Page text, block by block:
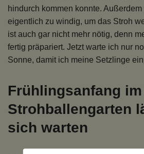
hindurch kommen konnte.
eigentlich zu windig, um das Stroh
ist auch gar nicht mehr nötig, denn
fertig präpariert. Jetzt warte ich nur
Sonne, damit ich meine Setzlinge
Frühlingsanfang im
Strohballengarten
sich warten